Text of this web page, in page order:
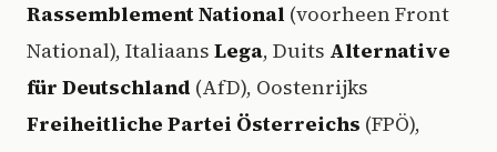
Rassemblement National (voorheen Front
National), Italiaans Lega, Duits Alternative
für Deutschland (AfD), Oostenrijks
Freiheitliche Partei Österreichs (FPÖ),